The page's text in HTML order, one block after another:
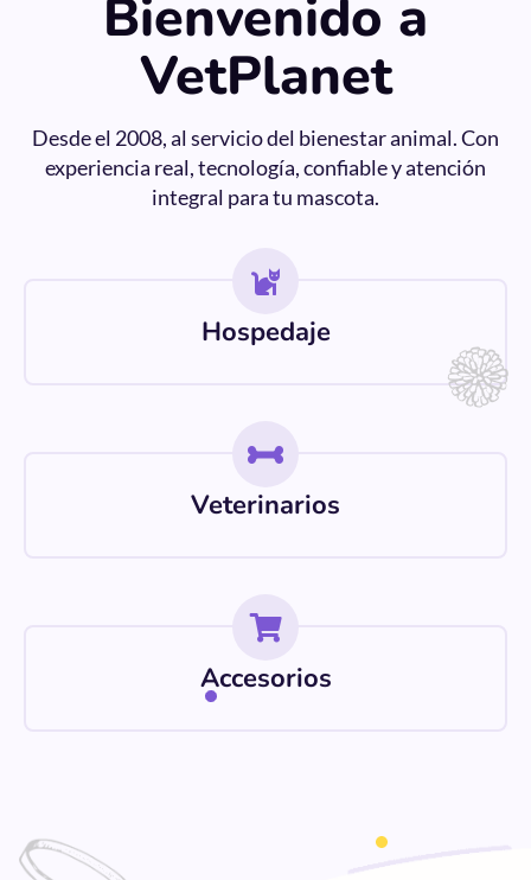
Bienvenido a
VetPlanet
Desde el 2008, al servicio del bienestar animal. Con
experiencia real, tecnología, confiable y atención
integral para tu mascota.
Hospedaje
Veterinarios
Accesorios